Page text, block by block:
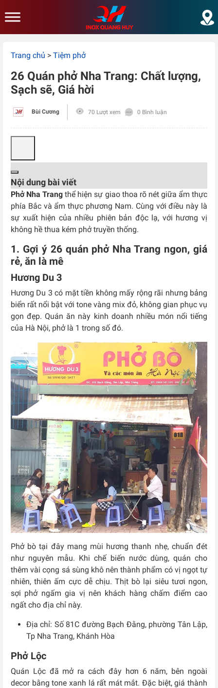
Trang chủ > Tiệm phở
26 Quán phở Nha Trang: Chất lượng,
Sạch sẽ, Giá hời
Bùi Cương 70 Lượt xem 0 Bình luận
Nội dung bài viết
Phở Nha Trang thể hiện sự giao thoa rõ nét giữa ẩm thực
phía Bắc và ẩm thực phương Nam. Cùng với điều này là
sự xuất hiện của nhiều phiên bản độc lạ, với hương vị
không hề thua kém phở truyền thống.
1. Gợi ý 26 quán phở Nha Trang ngon, giá
rẻ, ăn là mê
Hương Du 3
Hương Du 3 có mặt tiền không mấy rộng rãi nhưng bảng
biển rất nổi bật với tone vàng mix đỏ, không gian phục vụ
gọn đẹp. Quán ăn này kinh doanh nhiều món nổi tiếng
của Hà Nội, phở là 1 trong số đó.
Phở bò tại đây mang mùi hương thanh nhẹ, chuẩn đét
như nguyên mẫu. Khi chế biến nước dùng, quán cho
thêm vài cọng sá sùng khô nên thành phẩm có vị ngọt tự
nhiên, thiên ấm cực dễ chịu. Thịt bò lại siêu tươi ngon,
sợi phở ngấm gia vị nên khách hàng chấm điểm cao
ngất cho địa chỉ này.
Địa chỉ: Số 81C đường Bạch Đằng, phường Tân Lập,
Tp Nha Trang, Khánh Hòa
Phở Lộc
Quán Lộc đã mở ra cách đây hơn 6 năm, bên ngoài
decor bằng tone xanh lá rất mát mắt. Đặc biệt, giá thành